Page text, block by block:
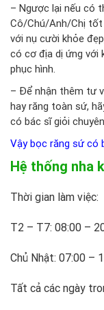
– Ngược lại nếu có
Cô/Chú/Anh/Chị
với nụ cười khỏe
có cơ địa dị ứng với
phục hình.
– Để nhận thêm tư
hay răng toàn sứ,
có bác sĩ giỏi
Vậy bọc răng sứ có
Hệ thống nha
Thời gian làm việc:
T2 – T7: 08:00 –
Chủ Nhật: 07:00 –
Tất cả các ngày